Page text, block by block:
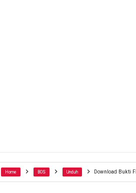
Home BOS Unduh Download Bukti